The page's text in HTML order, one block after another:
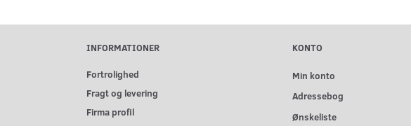
INFORMATIONER
Fortrolighed
Fragt og levering
Firma profil
KONTO
Min konto
Adressebog
Ønskeliste